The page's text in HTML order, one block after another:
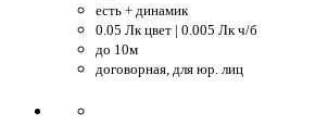
есть + динамик
0.05 Лк цвет | 0.005 Лк ч/б
до 10м
договорная, для юр. лиц